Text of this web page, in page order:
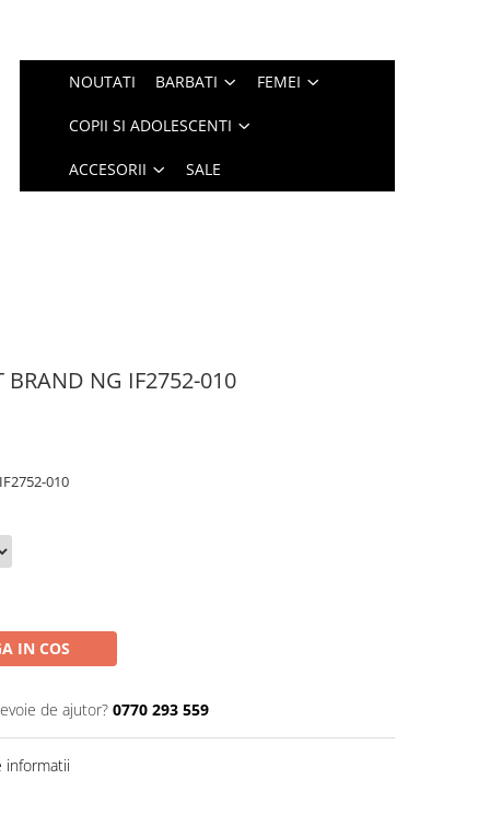
NOUTATI BARBATI FEMEI
COPII SI ADOLESCENTI
ACCESORII SALE
BRAND NG IF2752-010
010
IN COS
de ajutor? 0770 293 559
informatii